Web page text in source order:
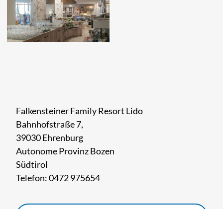
Falkensteiner Family Resort Lido
Bahnhofstraße 7,
39030 Ehrenburg
Autonome Provinz Bozen
Südtirol
Telefon: 0472 975654